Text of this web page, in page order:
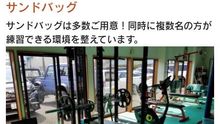
サンドバッグ
サンドバッグは多数ご用意！同時に複数名の方が
練習できる環境を整えています。